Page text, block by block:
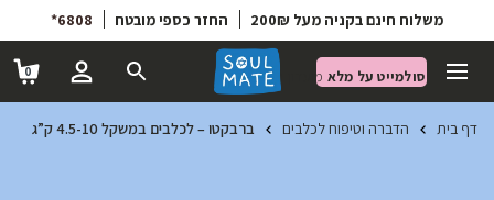
משלוח חינם בקניה מעל 200₪ החזר כספי מובטח 6808*
סולמייט על מלא מועדון הטבות 0
דף בית הדברה וטיפוח לכלבים ברבקטו – לכלבים במשקל 4.5-10 ק”ג